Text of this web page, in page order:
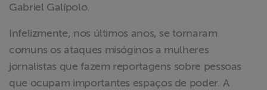
ABRAJI
>> Conteúdo
associados
Gabriel Galípolo.
Infelizmente, nos últimos anos, se tornaram
comuns os ataques misóginos a mulheres
jornalistas que fazem reportagens sobre pessoas
que ocupam importantes espaços de poder. A